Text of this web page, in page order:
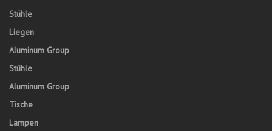
Stühle
Liegen
Aluminum Group
Stühle
Aluminum Group
Tische
Lampen